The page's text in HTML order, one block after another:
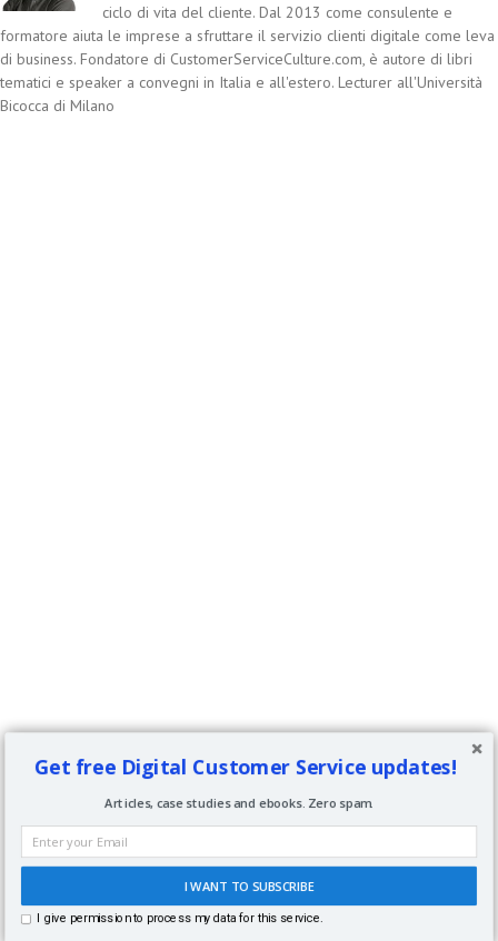
ciclo di vita del cliente. Dal 2013 come consulente e
formatore aiuta le imprese a sfruttare il servizio clienti digitale come leva
di business. Fondatore di CustomerServiceCulture.com, è autore di libri
tematici e speaker a convegni in Italia e all'estero. Lecturer all'Università
Bicocca di Milano
Get free Digital Customer Service updates!
I WANT TO SUBSCRIBE
I give permission to process my data for this service.
Articles, case studies and ebooks. Zero spam.